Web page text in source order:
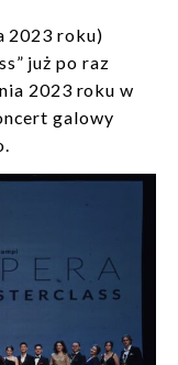
2023 roku)
już po raz
2023 roku w
galowy